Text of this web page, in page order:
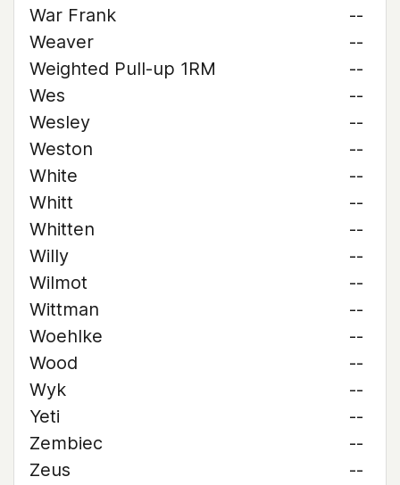
War Frank
--
Weaver
--
Weighted Pull-up 1RM
--
Wes
--
Wesley
--
Weston
--
White
--
Whitt
--
Whitten
--
Willy
--
Wilmot
--
Wittman
--
Woehlke
--
Wood
--
Wyk
--
Yeti
--
Zembiec
--
Zeus
--